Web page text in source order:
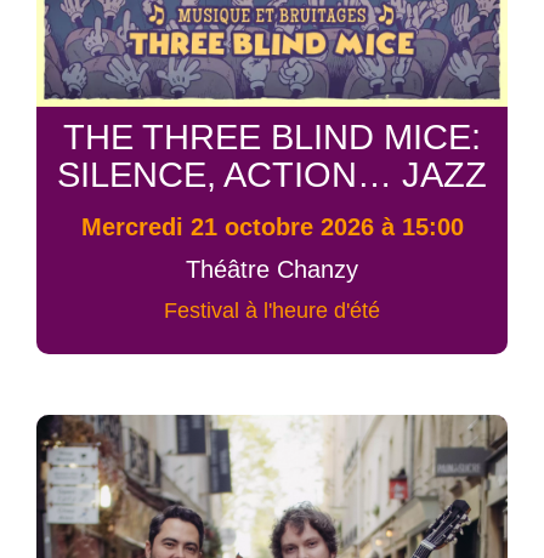
THE THREE BLIND MICE:
SILENCE, ACTION… JAZZ
mercredi 21 octobre 2026 à 15:00
Théâtre Chanzy
Festival à l'heure d'été